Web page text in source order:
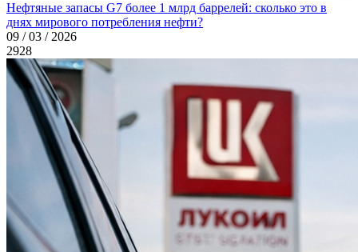
Нефтяные запасы G7 более 1 млрд баррелей: сколько это в
днях мирового потребления нефти?
09 / 03 / 2026
2928